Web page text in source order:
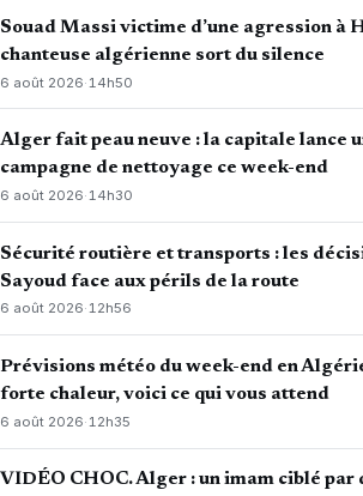
Souad Massi victime d’une agression à
chanteuse algérienne sort du silence
6 août 2026· 14h50
Alger fait peau neuve : la capitale lance
campagne de nettoyage ce week-end
6 août 2026·14h30
Sécurité routière et transports : les
Sayoud face aux périls de la route
6 août 2026·12h56
Prévisions météo du week-end en
forte chaleur, voici ce qui vous attend
6 août 2026·12h35
VIDÉO CHOC. Alger : un imam ciblé par